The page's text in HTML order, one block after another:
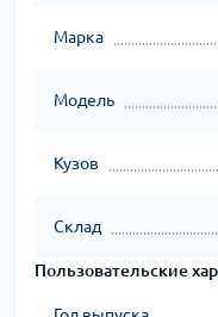
Марка
Модель
Кузов
Склад
Пользовательские